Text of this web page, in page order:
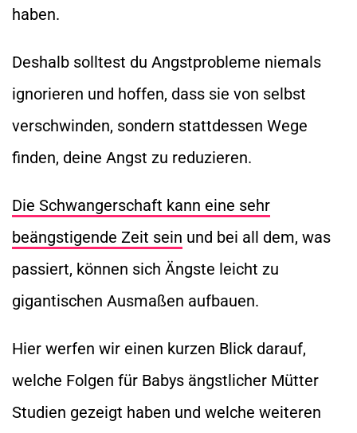
haben.
Deshalb solltest du Angstprobleme niemals
ignorieren und hoffen, dass sie von selbst
verschwinden, sondern stattdessen Wege
finden, deine Angst zu reduzieren.
Die Schwangerschaft kann eine sehr
beängstigende Zeit sein und bei all dem, was
passiert, können sich Ängste leicht zu
gigantischen Ausmaßen aufbauen.
Hier werfen wir einen kurzen Blick darauf,
welche Folgen für Babys ängstlicher Mütter
Studien gezeigt haben und welche weiteren